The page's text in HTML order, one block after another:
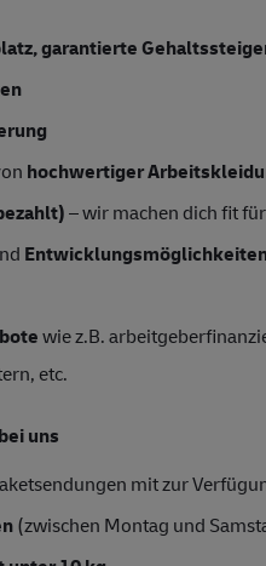
garantierte
hochwertiger
– wir machen dich fit
wie z.B.
etc.
uns
mit zur
(zwischen Montag und